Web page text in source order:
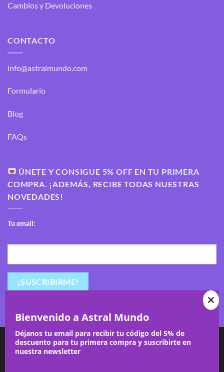
Cambios y Devoluciones
CONTACTO
info@astralmundo.com
Formulario
Blog
FAQs
ÚNETE Y CONSIGUE 5% OFF EN TU PRIMERA
COMPRA. ¡ADEMÁS, RECIBE TODAS NUESTRAS
NOVEDADES!
Tu email:
Utilizamos cookies para ofrecerte la mejor experiencia en
nuestra web.
Puedes aprender más sobre qué cookies utilizamos o
Bienvenido a Astral Mundo
Déjanos tu email para recibir tu código del 5% de
descuento para tu primera compra y suscribirte en
nuestra newsletter